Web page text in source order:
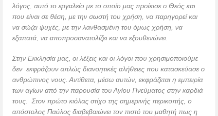
λόγος, αυτό το εργαλείο με το οποίο μας προίκισε ο Θεός και
που είναι σε θέση, με την σωστή του χρήση, να παρηγορεί και
να σώζει ψυχές, με την λανθασμένη του όμως χρήση, να
εξαπατά, να αποπροσανατολίζει και να εξουθενώνει.
Στην Εκκλησία μας, οι λέξεις και οι λόγοι που χρησιμοποιούμε
δεν εκφράζουν απλώς διανοητικές αλήθειες που κατασκεύασε ο
ανθρώπινος νους. Αντίθετα, μέσω αυτών, εκφράζεται η εμπειρία
των αγίων από την παρουσία του Αγίου Πνεύματος στην καρδιά
τους. Στον πρώτο κιόλας στίχο της σημερινής περικοπής, ο
απόστολος Παύλος διαβεβαιώνει τον πιστό του μαθητή πως η